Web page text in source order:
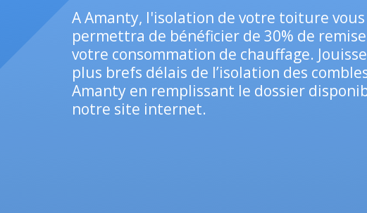
A Amanty, l'isolation de votre toiture vous
permettra de bénéficier de 30% de
votre consommation de chauffage.
plus brefs délais de l’isolation des
Amanty en remplissant le dossier
notre site internet.